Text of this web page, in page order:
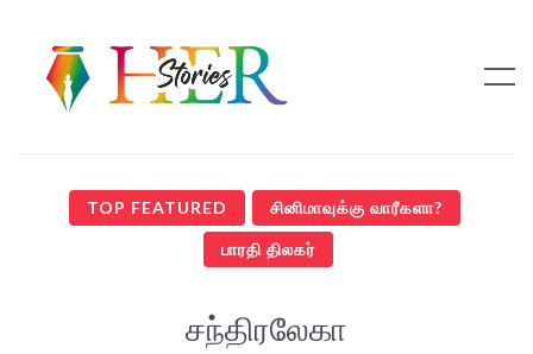
TOP FEATURED சினிமாவுக்கு வாரீகளா?
பாரதி திலகர்
சந்திரலேகா